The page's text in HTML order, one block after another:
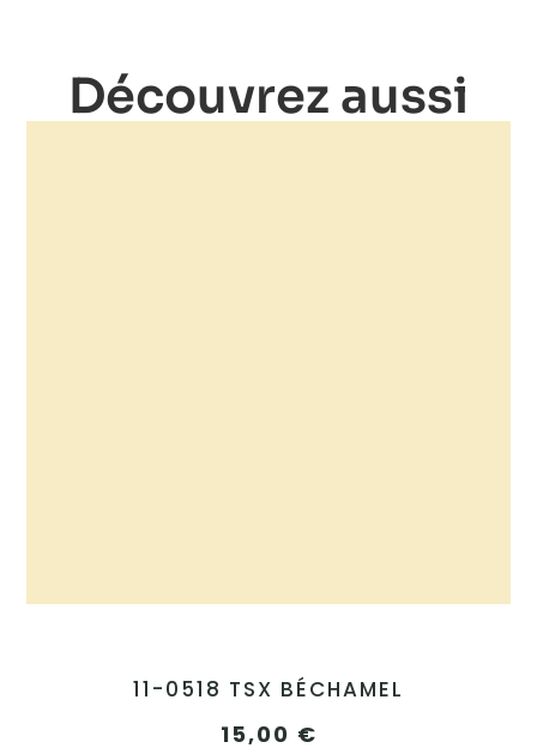
Découvrez aussi
11-0518 TSX BÉCHAMEL
15,00 €